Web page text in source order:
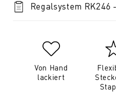
Regalsystem
Von Hand
lackiert